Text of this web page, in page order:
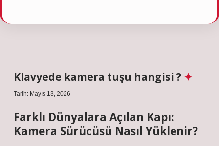
Klavyede kamera tuşu hangisi ?
Tarih: Mayıs 13, 2026
Farklı Dünyalara Açılan Kapı:
Kamera Sürücüsü Nasıl Yüklenir?